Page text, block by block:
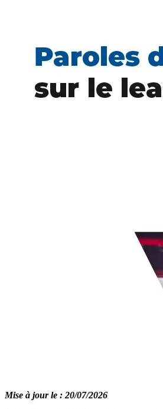
Mise à jour le : 20/07/2026